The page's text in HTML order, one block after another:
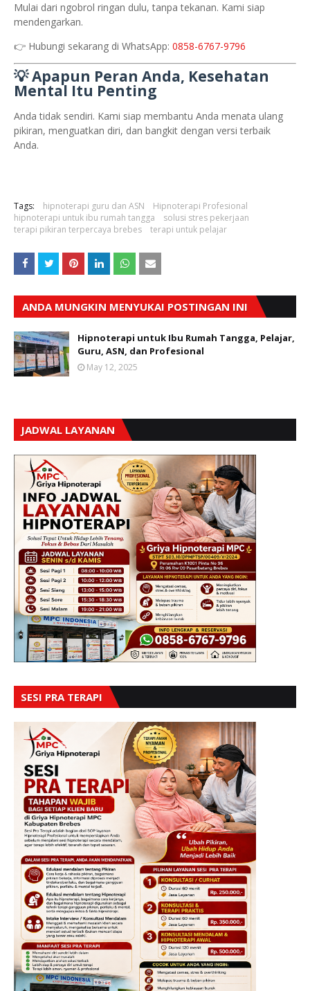
Mulai dari ngobrol ringan dulu, tanpa tekanan. Kami siap
mendengarkan.
👉 Hubungi sekarang di WhatsApp: 0858-6767-9796
💡 Apapun Peran Anda, Kesehatan
Mental Itu Penting
Anda tidak sendiri. Kami siap membantu Anda menata ulang
pikiran, menguatkan diri, dan bangkit dengan versi terbaik
Anda.
Tags: hipnoterapi guru dan ASN
Hipnoterapi Profesional
hipnoterapi untuk ibu rumah tangga
solusi stres pekerjaan
terapi pikiran terpercaya brebes
terapi untuk pelajar
ANDA MUNGKIN MENYUKAI POSTINGAN INI
Hipnoterapi untuk Ibu Rumah Tangga, Pelajar,
Guru, ASN, dan Profesional
May 12, 2025
JADWAL LAYANAN
SESI PRA TERAPI